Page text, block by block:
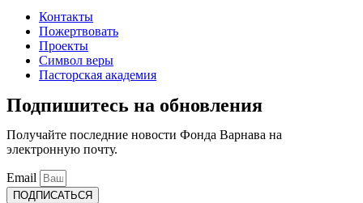
Контакты
Пожертвовать
Проекты
Символ веры
Пасторская академия
Подпишитесь на обновления
Получайте последние новости Фонда Варнава на
электронную почту.
Email
ПОДПИСАТЬСЯ